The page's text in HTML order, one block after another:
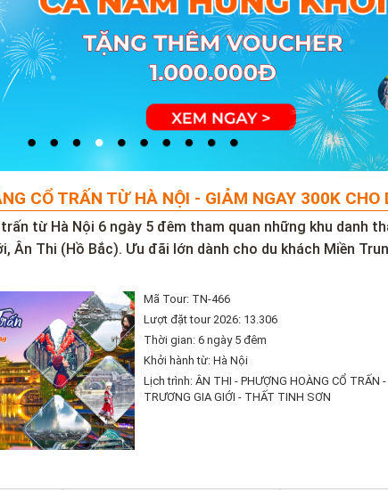
CỔ TRẤN TỪ HÀ NỘI - GIẢM NGAY 300K CHO
từ Hà Nội 6 ngày 5 đêm tham quan những khu danh
Ân Thi (Hồ Bắc). Ưu đãi lớn dành cho du khách Miền
Mã Tour: TN-466
Lượt đặt tour 2026: 13.306
Thời gian: 6 ngày 5 đêm
Khởi hành từ: Hà Nội
Lịch trình: ÂN THI - PHƯỢNG HOÀNG CỔ TRẤN -
TRƯƠNG GIA GIỚI - THẤT TINH SƠN